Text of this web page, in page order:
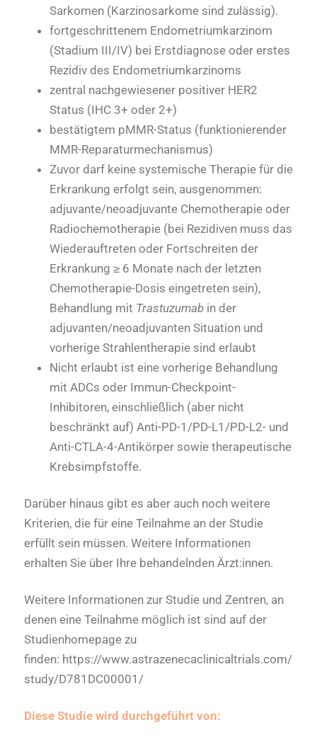
Sarkomen (Karzinosarkome sind zulässig).
fortgeschrittenem Endometriumkarzinom
(Stadium III/IV) bei Erstdiagnose oder erstes
Rezidiv des Endometriumkarzinoms
zentral nachgewiesener positiver HER2
Status (IHC 3+ oder 2+)
bestätigtem pMMR-Status (funktionierender
MMR-Reparaturmechanismus)
Zuvor darf keine systemische Therapie für die
Erkrankung erfolgt sein, ausgenommen:
adjuvante/neoadjuvante Chemotherapie oder
Radiochemotherapie (bei Rezidiven muss das
Wiederauftreten oder Fortschreiten der
Erkrankung ≥ 6 Monate nach der letzten
Chemotherapie-Dosis eingetreten sein),
Behandlung mit Trastuzumab in der
adjuvanten/neoadjuvanten Situation und
vorherige Strahlentherapie sind erlaubt
Nicht erlaubt ist eine vorherige Behandlung
mit ADCs oder Immun-Checkpoint-
Inhibitoren, einschließlich (aber nicht
beschränkt auf) Anti-PD-1/PD-L1/PD-L2- und
Anti-CTLA-4-Antikörper sowie therapeutische
Krebsimpfstoffe.
Darüber hinaus gibt es aber auch noch weitere
Kriterien, die für eine Teilnahme an der Studie
erfüllt sein müssen. Weitere Informationen
erhalten Sie über Ihre behandelnden Ärzt:innen.
Weitere Informationen zur Studie und Zentren, an
denen eine Teilnahme möglich ist sind auf der
Studienhomepage zu
finden: https://www.astrazenecaclinicaltrials.com/
study/D781DC00001/
Diese Studie wird durchgeführt von: